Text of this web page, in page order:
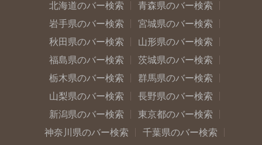
北海道のバー検索
青森県のバー検索
岩手県のバー検索
宮城県のバー検索
秋田県のバー検索
山形県のバー検索
福島県のバー検索
茨城県のバー検索
栃木県のバー検索
群馬県のバー検索
山梨県のバー検索
長野県のバー検索
新潟県のバー検索
東京都のバー検索
神奈川県のバー検索
千葉県のバー検索